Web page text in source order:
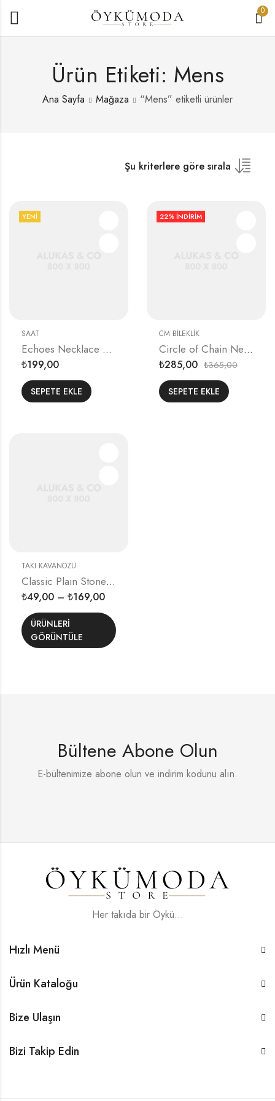
0
Ürün Etiketi: Mens
Ana Sayfa Mağaza “Mens” etiketli ürünler
Şu kriterlere göre sırala
YENI
SAAT
Echoes Necklace Extension Piece
₺199,00
SEPETE EKLE
22% İNDIRIM
CM BILEKLIK
Circle of Chain Necklace
₺285,00 ₺365,00
SEPETE EKLE
TAKI KAVANOZU
Classic Plain Stone Bracelet
₺49,00 – ₺169,00
ÜRÜNLERI
GÖRÜNTÜLE
Bültene Abone Olun
E-bültenimize abone olun ve indirim kodunu alın.
Her takıda bir Öykü...
Hızlı Menü
Ürün Kataloğu
Bize Ulaşın
Bizi Takip Edin